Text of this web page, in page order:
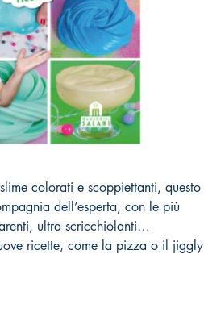
colorati e scoppiettanti, questo
dell’esperta, con le più
ultra scricchiolanti…
ricette, come la pizza o il jiggly